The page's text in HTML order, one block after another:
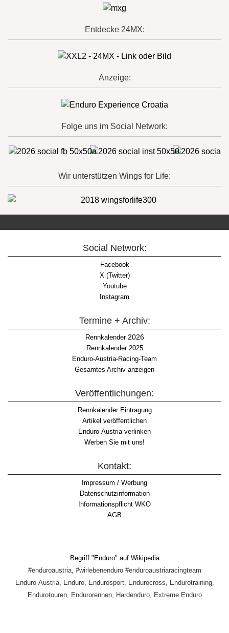
Entdecke 24MX:
Anzeige:
Folge uns im Social Network:
Wir unterstützen Wings for Life:
Social Network:
Facebook
X (Twitter)
Youtube
Instagram
Termine + Archiv:
Rennkalender2026
Rennkalender 2025
Enduro-Austria-Racing-Team
Gesamtes Archiv anzeigen
Veröffentlichungen:
Rennkalender Eintragung
Artikel veröffentlichen
Enduro-Austria verlinken
Werben Sie mit uns!
Kontakt:
Impressum / Werbung
Datenschutzinformation
Informationspflicht WKO
AGB
Begriff "Enduro" auf Wikipedia
#enduroaustria, #wirlebenenduro #enduroaustriaracingteam
Enduro-Austria, Enduro, Endurosport, Endurocross, Endurotraining,
Endurotouren, Endurorennen, Hardenduro, Extreme Enduro